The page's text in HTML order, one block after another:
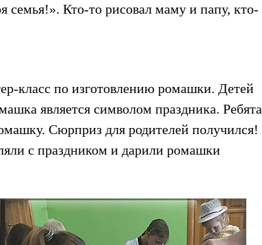
семья!». Кто-то рисовал маму и папу, кто-
класс по изготовлению ромашки. Детей
является символом праздника. Ребята
Сюрприз для родителей получился!
с праздником и дарили ромашки